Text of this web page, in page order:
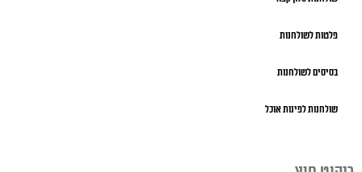
פלטות לשולחנות
בסיסים לשולחנות
שולחנות לפינות אוכל